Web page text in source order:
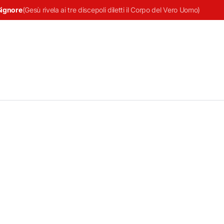
(Gesù rivela ai tre discepoli diletti il Corpo del Vero Uomo)